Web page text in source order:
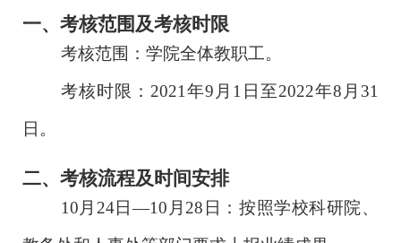
一、考核范围及考核时限
考核范围：学院全体教职工。
考核时限：2021年9月1日至2022年8月 31
日 。
二、考核流程及时间安排
10 月 24日—10 月 28 日： 按照学校科研院、